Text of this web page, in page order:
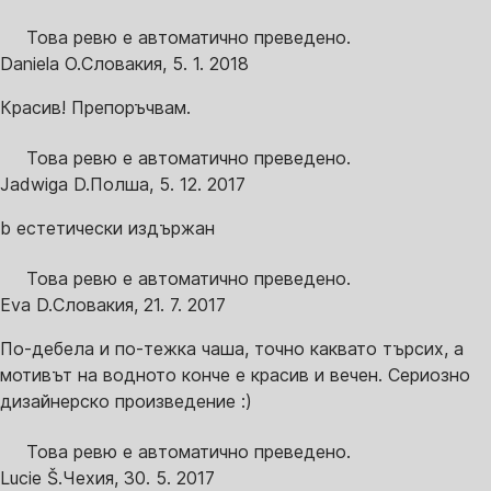
Това ревю е автоматично преведено.
Daniela O.Словакия, 5. 1. 2018
Красив! Препоръчвам.
Това ревю е автоматично преведено.
Jadwiga D.Полша, 5. 12. 2017
b естетически издържан
Това ревю е автоматично преведено.
Eva D.Словакия, 21. 7. 2017
По-дебела и по-тежка чаша, точно каквато търсих, а
мотивът на водното конче е красив и вечен. Сериозно
дизайнерско произведение :)
Това ревю е автоматично преведено.
Lucie Š.Чехия, 30. 5. 2017